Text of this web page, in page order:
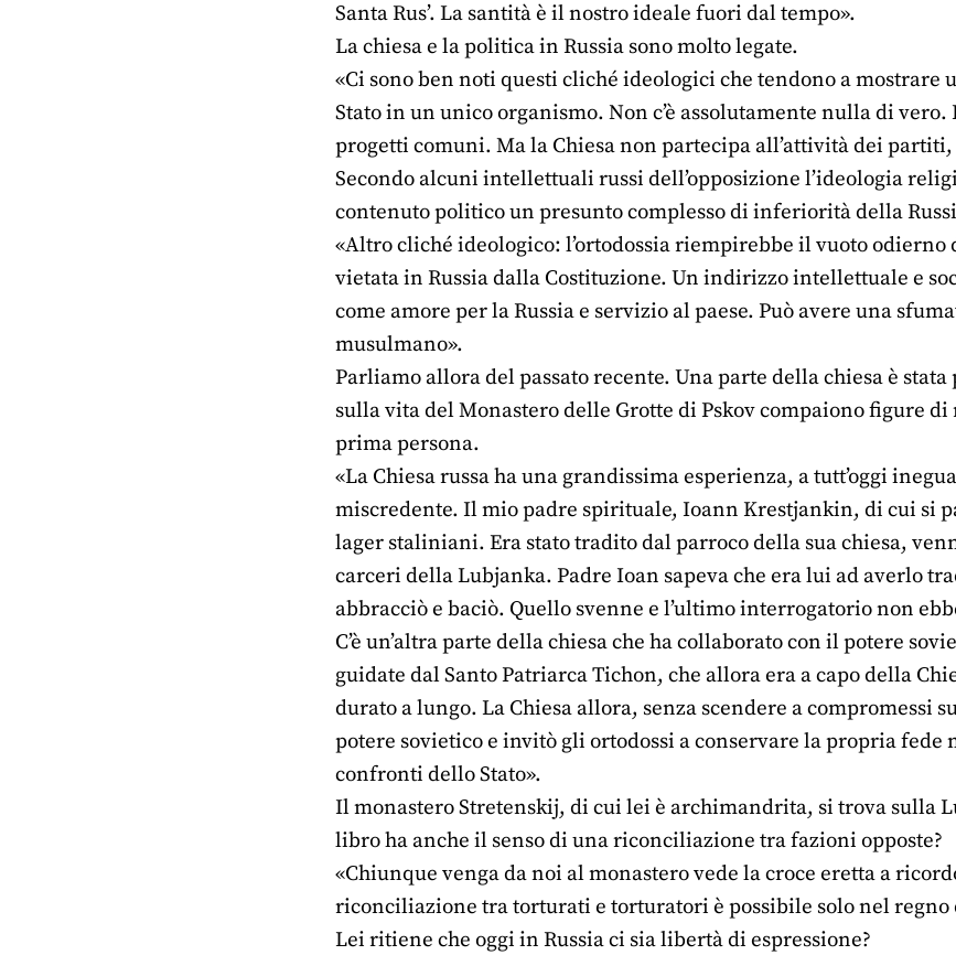
Santa Rus’. La santità è il nostro ideale fuori dal tempo».
La chiesa e la politica in Russia sono molto legate.
«Ci sono ben noti questi cliché ideologici che tendono a
Stato in un unico organismo. Non c’è assolutamente nulla di
progetti comuni. Ma la Chiesa non partecipa all’attività dei
Secondo alcuni intellettuali russi dell’opposizione l’ideologia
contenuto politico un presunto complesso di inferiorità della
«Altro cliché ideologico: l’ortodossia riempirebbe il vuoto odierno
vietata in Russia dalla Costituzione. Un indirizzo intellettuale e
come amore per la Russia e servizio al paese. Può avere una
musulmano».
Parliamo allora del passato recente. Una parte della chiesa è
sulla vita del Monastero delle Grotte di Pskov compaiono figure
prima persona.
«La Chiesa russa ha una grandissima esperienza, a tutt’oggi
miscredente. Il mio padre spirituale, Ioann Krestjankin, di cui si
lager staliniani. Era stato tradito dal parroco della sua chiesa,
carceri della Lubjanka. Padre Ioan sapeva che era lui ad averlo
abbracciò e baciò. Quello svenne e l’ultimo interrogatorio non
C’è un’altra parte della chiesa che ha collaborato con il potere
guidate dal Santo Patriarca Tichon, che allora era a capo della
durato a lungo. La Chiesa allora, senza scendere a
potere sovietico e invitò gli ortodossi a conservare la propria
confronti dello Stato».
Il monastero Stretenskij, di cui lei è archimandrita, si trova sulla
libro ha anche il senso di una riconciliazione tra fazioni opposte?
«Chiunque venga da noi al monastero vede la croce eretta a
riconciliazione tra torturati e torturatori è possibile solo nel regno
Lei ritiene che oggi in Russia ci sia libertà di espressione?